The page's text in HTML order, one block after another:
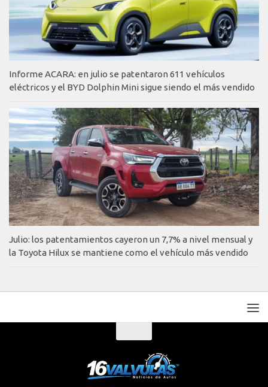
Informe ACARA: en julio se patentaron 611 vehículos
eléctricos y el BYD Dolphin Mini sigue siendo el más vendido
Julio: los patentamientos cayeron un 7,7% a nivel mensual y
la Toyota Hilux se mantiene como el vehículo más vendido